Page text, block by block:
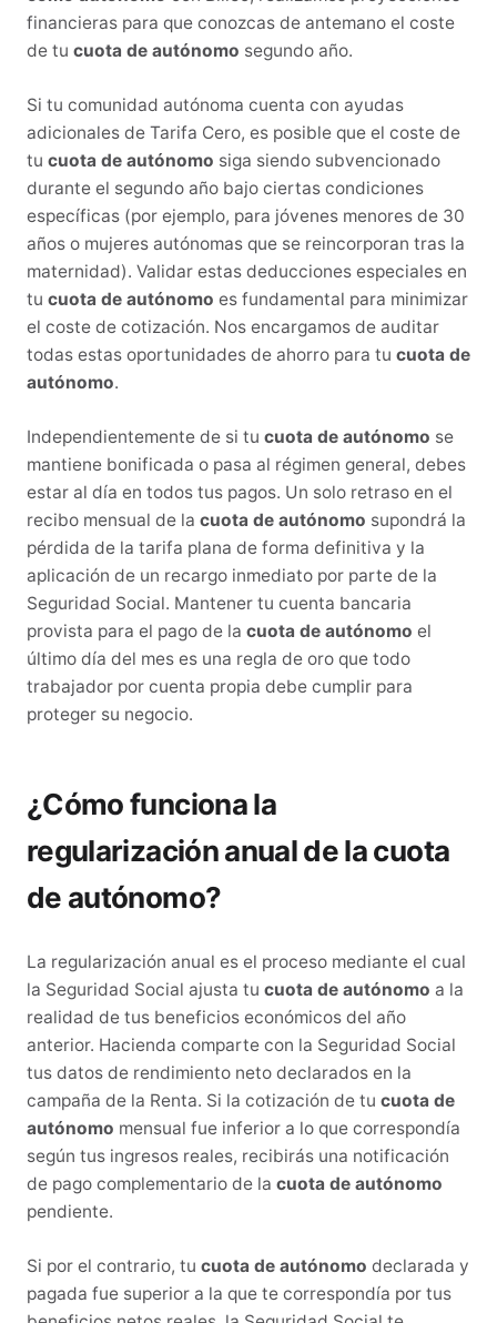
financieras para que conozcas de antemano el coste
de tu cuota de autónomo segundo año.
Si tu comunidad autónoma cuenta con ayudas
adicionales de Tarifa Cero, es posible que el coste de
tu cuota de autónomo siga siendo subvencionado
durante el segundo año bajo ciertas condiciones
específicas (por ejemplo, para jóvenes menores de 30
años o mujeres autónomas que se reincorporan tras la
maternidad). Validar estas deducciones especiales en
tu cuota de autónomo es fundamental para minimizar
el coste de cotización. Nos encargamos de auditar
todas estas oportunidades de ahorro para tu cuota de
autónomo.
Independientemente de si tu cuota de autónomo se
mantiene bonificada o pasa al régimen general, debes
estar al día en todos tus pagos. Un solo retraso en el
recibo mensual de la cuota de autónomo supondrá la
pérdida de la tarifa plana de forma definitiva y la
aplicación de un recargo inmediato por parte de la
Seguridad Social. Mantener tu cuenta bancaria
provista para el pago de la cuota de autónomo el
último día del mes es una regla de oro que todo
trabajador por cuenta propia debe cumplir para
proteger su negocio.
¿Cómo funciona la
regularización anual de la cuota
de autónomo?
La regularización anual es el proceso mediante el cual
la Seguridad Social ajusta tu cuota de autónomo a la
realidad de tus beneficios económicos del año
anterior. Hacienda comparte con la Seguridad Social
tus datos de rendimiento neto declarados en la
campaña de la Renta. Si la cotización de tu cuota de
autónomo mensual fue inferior a lo que correspondía
según tus ingresos reales, recibirás una notificación
de pago complementario de la cuota de autónomo
pendiente.
Si por el contrario, tu cuota de autónomo declarada y
pagada fue superior a la que te correspondía por tus